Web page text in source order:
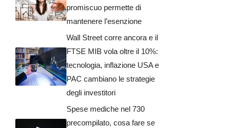
promiscuo permette di
mantenere l’esenzione
Wall Street corre ancora e il
FTSE MIB vola oltre il 10%:
tecnologia, inflazione USA e
PAC cambiano le strategie
degli investitori
Spese mediche nel 730
precompilato, cosa fare se